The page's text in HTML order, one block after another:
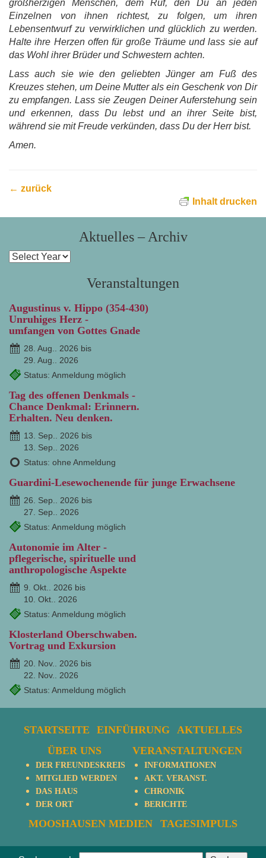
großherzigen Menschen, dem Ruf, den Du an jeden
Einzelnen von ihnen richtest, zu folgen, um ihren
Lebensentwurf zu verwirklichen und glücklich zu werden.
Halte ihre Herzen offen für große Träume und lass sie auf
das Wohl ihrer Brüder und Schwestern achten.
Lass auch sie wie den geliebten Jünger am Fuß des
Kreuzes stehen, um Deine Mutter als ein Geschenk von Dir
zu empfangen. Lass sie Zeugen Deiner Auferstehung sein
und erkennen, dass Du lebst und an ihrer Seite bist,
während sie mit Freude verkünden, dass Du der Herr bist.
Amen.
← zurück
Inhalt drucken
Aktuelles – Archiv
Veranstaltungen
Augustinus v. Hippo (354-430)
Unruhiges Herz -
umfangen von Gottes Gnade
28. Aug.. 2026 bis
29. Aug.. 2026
Status: Anmeldung möglich
Tag des offenen Denkmals -
Chance Denkmal: Erinnern.
Erhalten. Neu denken.
13. Sep.. 2026 bis
13. Sep.. 2026
Status: ohne Anmeldung
Guardini-Lesewochenende für junge Erwachsene
26. Sep.. 2026 bis
27. Sep.. 2026
Status: Anmeldung möglich
Autonomie im Alter -
pflegerische, spirituelle und
anthropologische Aspekte
9. Okt.. 2026 bis
10. Okt.. 2026
Status: Anmeldung möglich
Klosterland Oberschwaben.
Vortrag und Exkursion
20. Nov.. 2026 bis
22. Nov.. 2026
Status: Anmeldung möglich
STARTSEITE EINFÜHRUNG
AKTUELLES
ÜBER UNS
DER FREUNDESKREIS
MITGLIED WERDEN
DAS HAUS
DER ORT
VERANSTALTUNGEN
INFORMATIONEN
AKT. VERANST.
CHRONIK
BERICHTE
MOOSHAUSEN MEDIEN TAGESIMPULS